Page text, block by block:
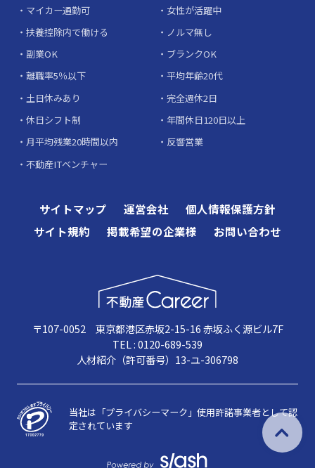
マイカー通勤可
女性が活躍中
扶養控除内で働ける
ノルマ無し
副業OK
ブランクOK
離職率5％以下
平均年齢20代
土日休みあり
完全週休2日
休日シフト制
年間休日120日以上
月平均残業20時間以内
反響営業
不動産ITベンチャー
サイトマップ 運営会社
個人情報保護方針
サイト規約
掲載希望の企業様 お問い合わせ
〒107-0052 東京都港区赤坂2-15-16 赤坂ふく源ビル7F
TEL : 0120-689-539
人材紹介（許可番号）13-ユ-306798
当社は「プライバシーマーク」使用許諾事業者として認
定されています